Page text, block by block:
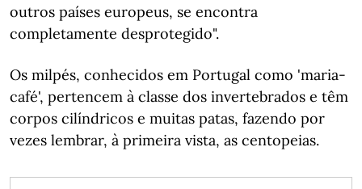
outros países europeus, se encontra
completamente desprotegido".
Os milpés, conhecidos em Portugal como 'maria-
café', pertencem à classe dos invertebrados e têm
corpos cilíndricos e muitas patas, fazendo por
vezes lembrar, à primeira vista, as centopeias.